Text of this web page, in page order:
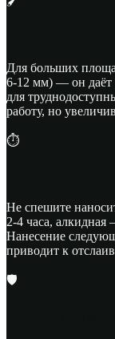
Для больших
6-12 мм) — он даёт
для
работу, но
⏱️
Не спешите
2-4 часа,
Нанесение
приводит к
🛡️